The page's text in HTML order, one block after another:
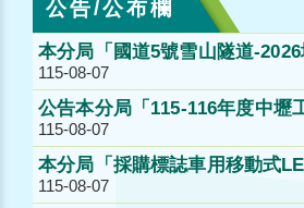
公告/公布欄
本分局「國道5號雪山隧道-
公告決標。
115-08-07
公告本分局「115-116年度中壢
查維護及後續擴充工作」第2次
115-08-07
本分局「採購標誌車用移動式
型（含配置）」公開取得報價單
115-08-07